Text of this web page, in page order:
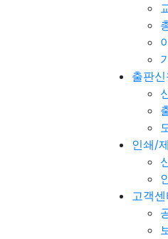
출판신
인쇄/
고객센